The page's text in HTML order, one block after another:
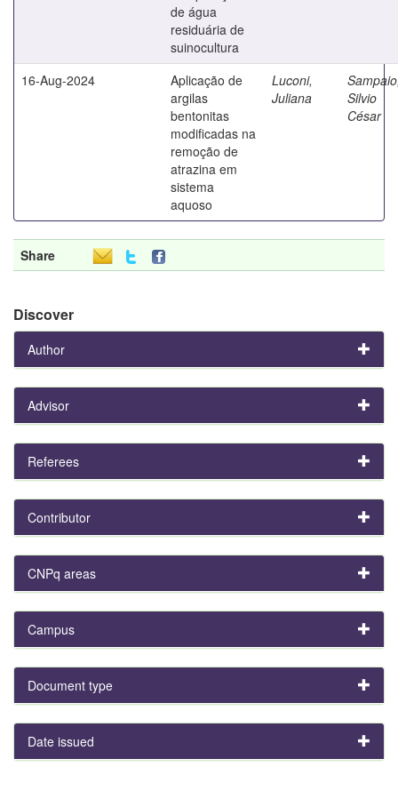
de água
residuária de
suinocultura
16-Aug-2024
Aplicação de
argilas
bentonitas
modificadas na
remoção de
atrazina em
sistema
aquoso
Luconi,
Juliana
Silvio
César
Share
Discover
Author
Advisor
Referees
Contributor
CNPq areas
Campus
Document type
Date issued